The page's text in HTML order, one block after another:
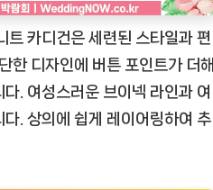
Zilvia
여
성
루
카디건은 세련된 스타일과 편
한 디자인에 버튼 포인트가 더해
. 여성스러운 브이넥 라인과 여
. 상의에 쉽게 레이어링하여 추